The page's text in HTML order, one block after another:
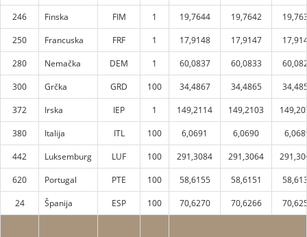
246
Finska FIM 1 19,7644 19,7642
250
Francuska FRF 1 17,9148 17,9147
280
Nemačka DEM 1 60,0837 60,0833
300
Grčka GRD 100 34,4867 34,4865
372
Irska IEP 1 149,2114 149,2103
380
Italija ITL 100 6,0691 6,0690
442
Luksemburg LUF 100 291,3084 291,3064
620
Portugal PTE 100 58,6155 58,6151
24
Španija ESP 100 70,6270 70,6266